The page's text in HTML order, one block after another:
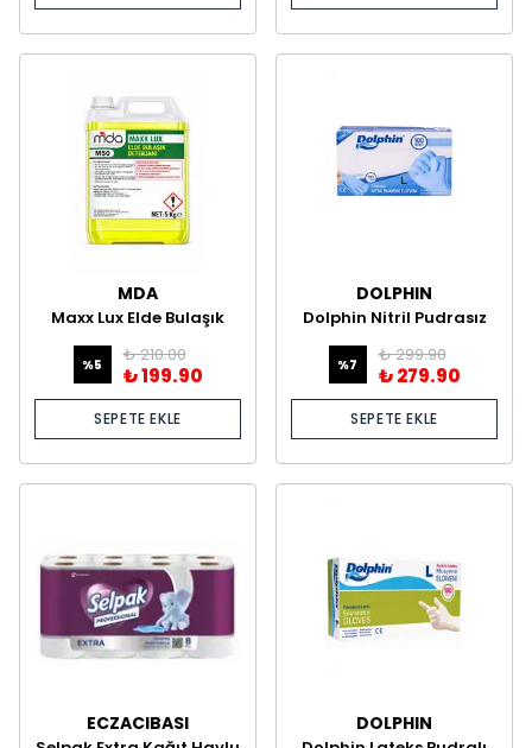
MDA
Maxx Lux Elde Bulaşık
Deterjanı 5 kg
%5 ₺ 210.00
₺ 199.90
SEPETE EKLE
DOLPHIN
Dolphin Nitril Pudrasız
Eldiven
%7 ₺ 299.90
₺ 279.90
SEPETE EKLE
ECZACIBASI DOLPHIN